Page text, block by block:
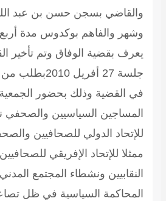
والقاضي بسجن حسن بن عبد
وشهر والفاهم بوكدوس مدة
يعرف بقضية الوفاق وتم تأخير
جلسة 27 أفريل
في القضية وذلك بحضور الجمعية
المساجين السياسيين والصحفي
للإتحاد الدولي للصحافيين
ممثلا للإتحاد الإفريقي
النقابيين ونشطاء المجتمع
المحاكمة السياسية في ظل